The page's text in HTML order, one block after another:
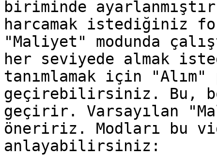
biriminde
harcamak istediğiniz
"Maliyet" modunda
her seviyede almak
tanımlamak için
geçirebilirsiniz. Bu,
geçirir. Varsayılan
öneririz. Modları bu
anlayabilirsiniz: